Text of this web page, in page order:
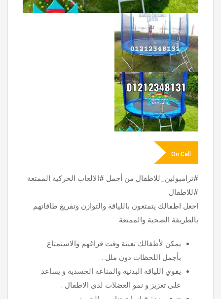
On Call
#ترامبولين_للاطفال من أجمل #الالعاب الحركية الممتعة
#للاطفال
اجعل اطفالك يتمتعون باللياقة والتوازن وتفريغ طاقاتهم
بالطريقة الصحية والممتعة
يمكن لأطفالك تعبئة وقت فراغهم والاستمتاع
بأجمل اللحظات دون ملل .
يقوي اللياقة البدنية والمناعة الجسدية و يساعد
على تعزيز و نمو العضلات لدى الاطفال .